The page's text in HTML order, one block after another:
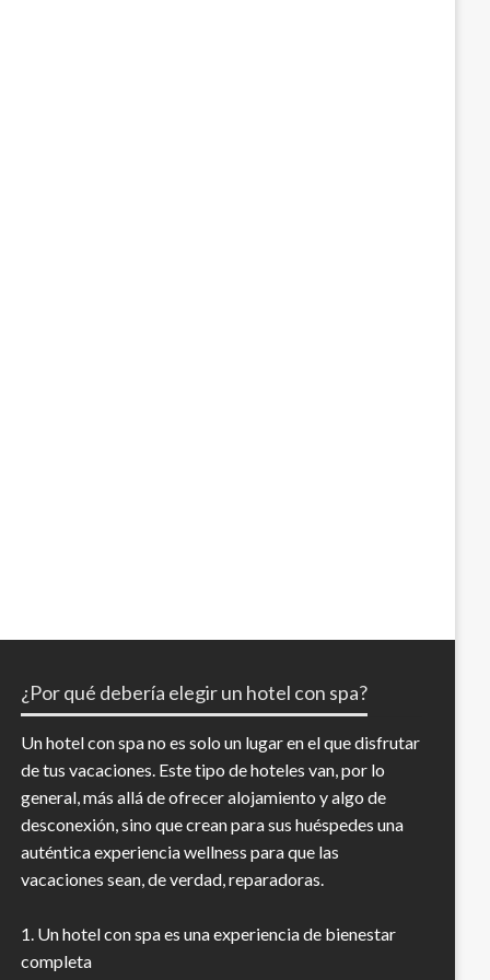
¿Por qué debería elegir un hotel con spa?
Un hotel con spa no es solo un lugar en el que disfrutar
de tus vacaciones. Este tipo de hoteles van, por lo
general, más allá de ofrecer alojamiento y algo de
desconexión, sino que crean para sus huéspedes una
auténtica experiencia wellness para que las
vacaciones sean, de verdad, reparadoras.
1. Un hotel con spa es una experiencia de bienestar
completa